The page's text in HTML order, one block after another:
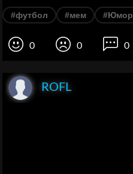
#футбол #мем #Юмор
0 0 0
ROFL